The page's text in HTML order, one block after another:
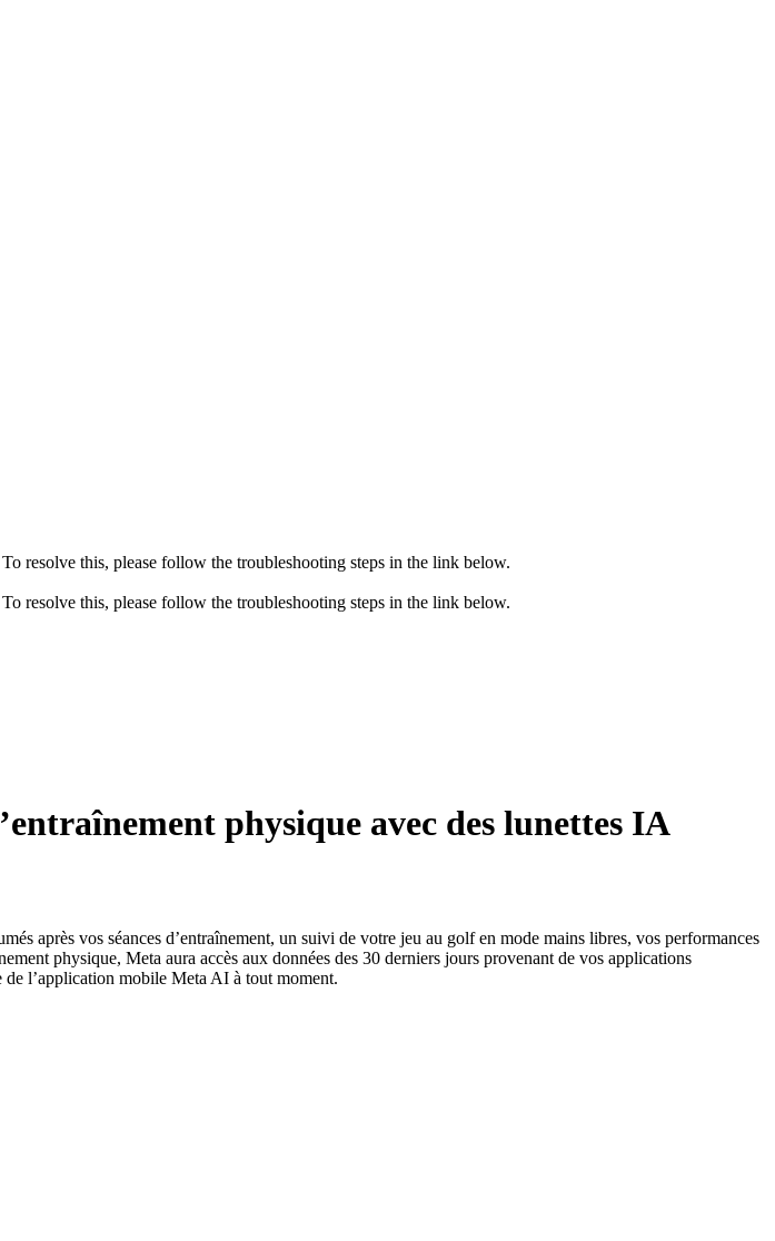
resolve this, please follow the troubleshooting steps in the link below.
resolve this, please follow the troubleshooting steps in the link below.
physique avec des lunettes IA
après vos séances d’entraînement, un suivi de votre jeu au golf en mode mains libres, vos performances
physique, Meta aura accès aux données des 30 derniers jours provenant de vos applications
de l’application mobile Meta AI à tout moment.